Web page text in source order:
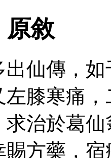
原敘
仙傳，
左膝寒痛
求治於葛
方藥，